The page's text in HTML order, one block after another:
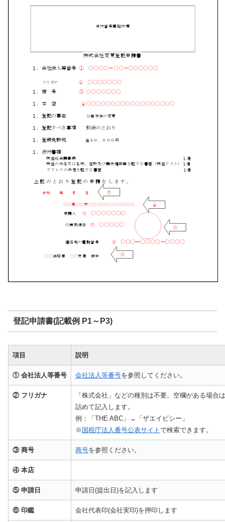
登記申請書(記載例 P1～P3)
項目 説明
① 会社法人等番号 会社法人等番号を参照してください。
② フリガナ
「株式会社」などの種別は不要。空欄がある場合は
詰めて記入します。
例：「THE ABC」→「ザエイビシー」
※ 国税庁法人番号公表サイト で検索できます。
③ 商号 商号を参照ください。
④ 本店
⑤ 申請日 申請日(提出日)を記入します
⑥ 印鑑 会社代表印(会社実印)を押印します